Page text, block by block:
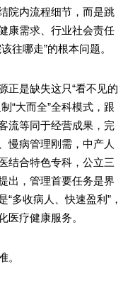
院内流程细节，而是跳
康需求、行业社会责任
往哪走”的根本问题。
是缺失这只“看不见的
“大而全”全科模式，跟
流等同于经营成果，完
慢病管理刚需，中产人
结合特色专科，公立三
出，管理首要任务是界
多收病人、快速盈利”，
医疗健康服务。